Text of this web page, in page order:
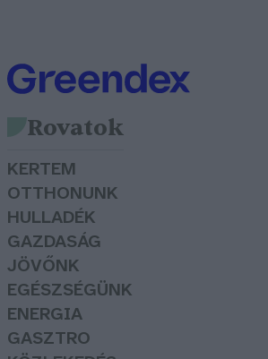
Rovatok
KERTEM
OTTHONUNK
HULLADÉK
GAZDASÁG
JÖVŐNK
EGÉSZSÉGÜNK
ENERGIA
GASZTRO